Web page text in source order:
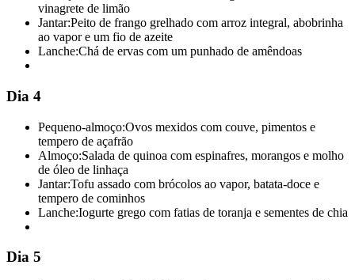
vinagrete de limão
Jantar:Peito de frango grelhado com arroz integral, abobrinha
ao vapor e um fio de azeite
Lanche:Chá de ervas com um punhado de amêndoas
Dia 4
Pequeno-almoço:Ovos mexidos com couve, pimentos e
tempero de açafrão
Almoço:Salada de quinoa com espinafres, morangos e molho
de óleo de linhaça
Jantar:Tofu assado com brócolos ao vapor, batata-doce e
tempero de cominhos
Lanche:Iogurte grego com fatias de toranja e sementes de chia
Dia 5